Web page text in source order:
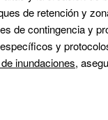
de retención y
de contingencia y
y
inundaciones,